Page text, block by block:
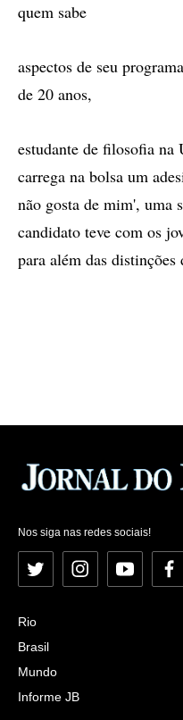
quem sabe
aspectos de seu
de 20 anos,
estudante de filosofia na
carrega na bolsa um
não gosta de mim', uma
candidato teve com os
para além das distinções
Nos siga nas redes sociais!
Twitter InstagramYouTube
Rio
Brasil
Mundo
Informe JB